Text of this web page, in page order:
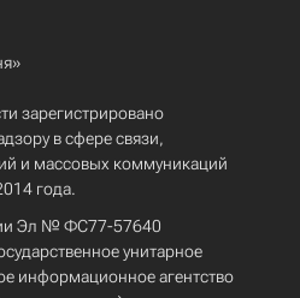
зарегистрировано
в сфере связи,
и массовых коммуникаций
года.
Эл № ФС77-57640
унитарное
информационное агентство